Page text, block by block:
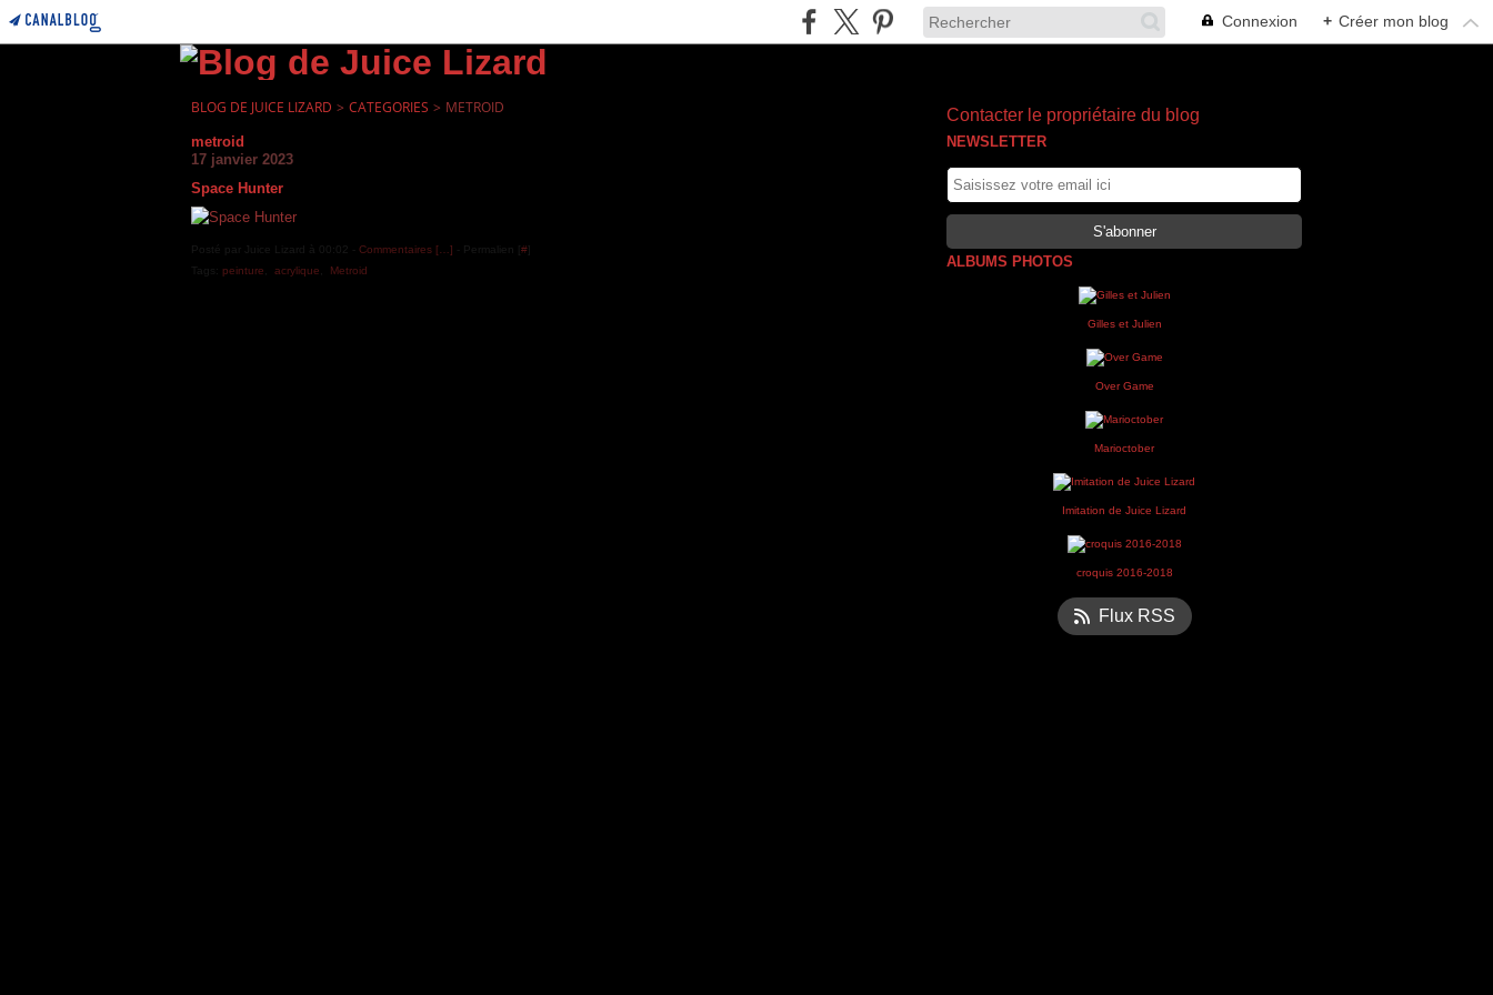
Connexion + Créer mon blog
BLOG DE JUICE LIZARD > CATEGORIES > METROID
metroid
17 janvier 2023
Space Hunter
Posté par Juice Lizard à 00:02 - Commentaires [ ] - Permalien [ #
peinture acrylique Metroid
Contacter le propriétaire du blog
NEWSLETTER
ALBUMS PHOTOS
Gilles et Julien
Over Game
Marioctober
Imitation de Juice Lizard
croquis 2016-2018
Flux RSS